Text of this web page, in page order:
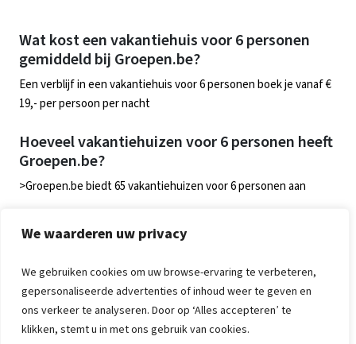
We waarderen uw privacy
We gebruiken cookies om uw browse-ervaring te verbeteren,
gepersonaliseerde advertenties of inhoud weer te geven en
ons verkeer te analyseren. Door op ‘Alles accepteren’ te
klikken, stemt u in met ons gebruik van cookies.
Wat kost een vakantiehuis voor 6 personen
gemiddeld bij Groepen.be?
Een verblijf in een vakantiehuis voor 6 personen boek je vanaf €
19,- per persoon per nacht
Hoeveel vakantiehuizen voor 6 personen heeft
Groepen.be?
>Groepen.be biedt 65 vakantiehuizen voor 6 personen aan
In welke landen biedt Groepen.be
vakantiehuizen voor 6 personen aan?
Groepen.be biedt vakantiehuizen voor 6 personen aan in
Nederland, Belgie en Duitsland